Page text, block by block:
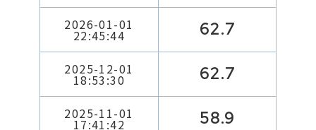
2026-01-01
22:45:44 62.7
2025-12-01
18:53:30 62.7
2025-11-01
17:41:42 58.9